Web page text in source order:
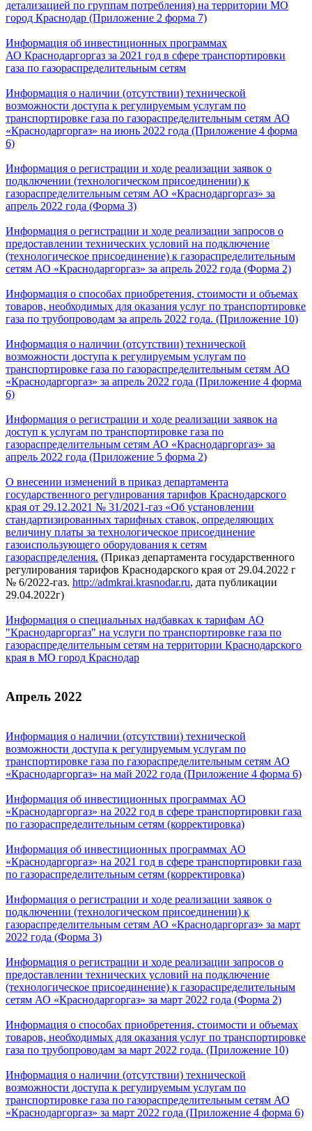
детализацией по группам потребления) на территории МО
город Краснодар (Приложение 2 форма 7)
Информация об инвестиционных программах
АО Краснодаргоргаз за 2021 год в сфере транспортировки
газа по газораспределительным сетям
Информация о наличии (отсутствии) технической
возможности доступа к регулируемым услугам по
транспортировке газа по газораспределительным сетям АО
«Краснодаргоргаз» на июнь 2022 года (Приложение 4 форма
6)
Информация о регистрации и ходе реализации заявок о
подключении (технологическом присоединении) к
газораспределительным сетям АО «Краснодаргоргаз» за
апрель 2022 года (Форма 3)
Информация о регистрации и ходе реализации запросов о
предоставлении технических условий на подключение
(технологическое присоединение) к газораспределительным
сетям АО «Краснодаргоргаз» за апрель 2022 года (Форма 2)
Информация о способах приобретения, стоимости и объемах
товаров, необходимых для оказания услуг по транспортировке
газа по трубопроводам за апрель 2022 года. (Приложение 10)
Информация о наличии (отсутствии) технической
возможности доступа к регулируемым услугам по
транспортировке газа по газораспределительным сетям АО
«Краснодаргоргаз» за апрель 2022 года (Приложение 4 форма
6)
Информация о регистрации и ходе реализации заявок на
доступ к услугам по транспортировке газа по
газораспределительным сетям АО «Краснодаргоргаз» за
апрель 2022 года (Приложение 5 форма 2)
О внесении изменений в приказ департамента
государственного регулирования тарифов Краснодарского
края от 29.12.2021 № 31/2021-газ «Об установлении
стандартизированных тарифных ставок, определяющих
величину платы за технологическое присоединение
газоиспользующего оборудования к сетям
газораспределения. (Приказ департамента государственного
регулирования тарифов Краснодарского края от 29.04.2022 г
№ 6/2022-газ. http://admkrai.krasnodar.ru, дата публикации
29.04.2022г)
Информация о специальных надбавках к тарифам АО
"Краснодаргоргаз" на услуги по транспортировке газа по
газораспределительным сетям на территории Краснодарского
края в МО город Краснодар
Апрель 2022
Информация о наличии (отсутствии) технической
возможности доступа к регулируемым услугам по
транспортировке газа по газораспределительным сетям АО
«Краснодаргоргаз» на май 2022 года (Приложение 4 форма 6)
Информация об инвестиционных программах АО
«Краснодаргоргаз» на 2022 год в сфере транспортировки газа
по газораспределительным сетям (корректировка)
Информация об инвестиционных программах АО
«Краснодаргоргаз» на 2021 год в сфере транспортировки газа
по газораспределительным сетям (корректировка)
Информация о регистрации и ходе реализации заявок о
подключении (технологическом присоединении) к
газораспределительным сетям АО «Краснодаргоргаз» за март
2022 года (Форма 3)
Информация о регистрации и ходе реализации запросов о
предоставлении технических условий на подключение
(технологическое присоединение) к газораспределительным
сетям АО «Краснодаргоргаз» за март 2022 года (Форма 2)
Информация о способах приобретения, стоимости и объемах
товаров, необходимых для оказания услуг по транспортировке
газа по трубопроводам за март 2022 года. (Приложение 10)
Информация о наличии (отсутствии) технической
возможности доступа к регулируемым услугам по
транспортировке газа по газораспределительным сетям АО
«Краснодаргоргаз» за март 2022 года (Приложение 4 форма 6)